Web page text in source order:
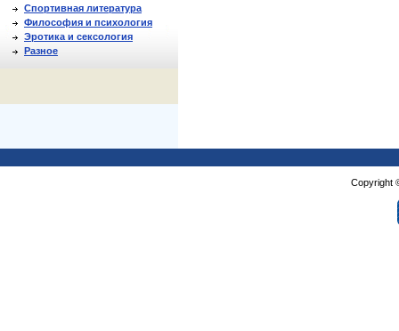
Спортивная литература
Философия и психология
Эротика и сексология
Разное
Copyright